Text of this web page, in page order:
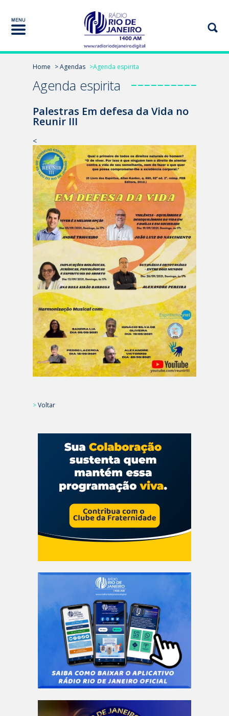
Home > Agendas >Agenda espirita
Agenda espirita
Palestras Em defesa da Vida no
Reunir III
<
>Voltar